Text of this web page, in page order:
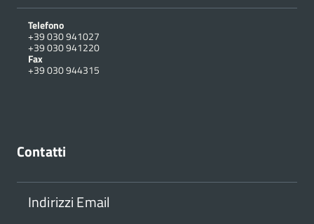
Telefono
+39 030 941027
+39 030 941220
Fax
+39 030 944315
Contatti
Indirizzi Email